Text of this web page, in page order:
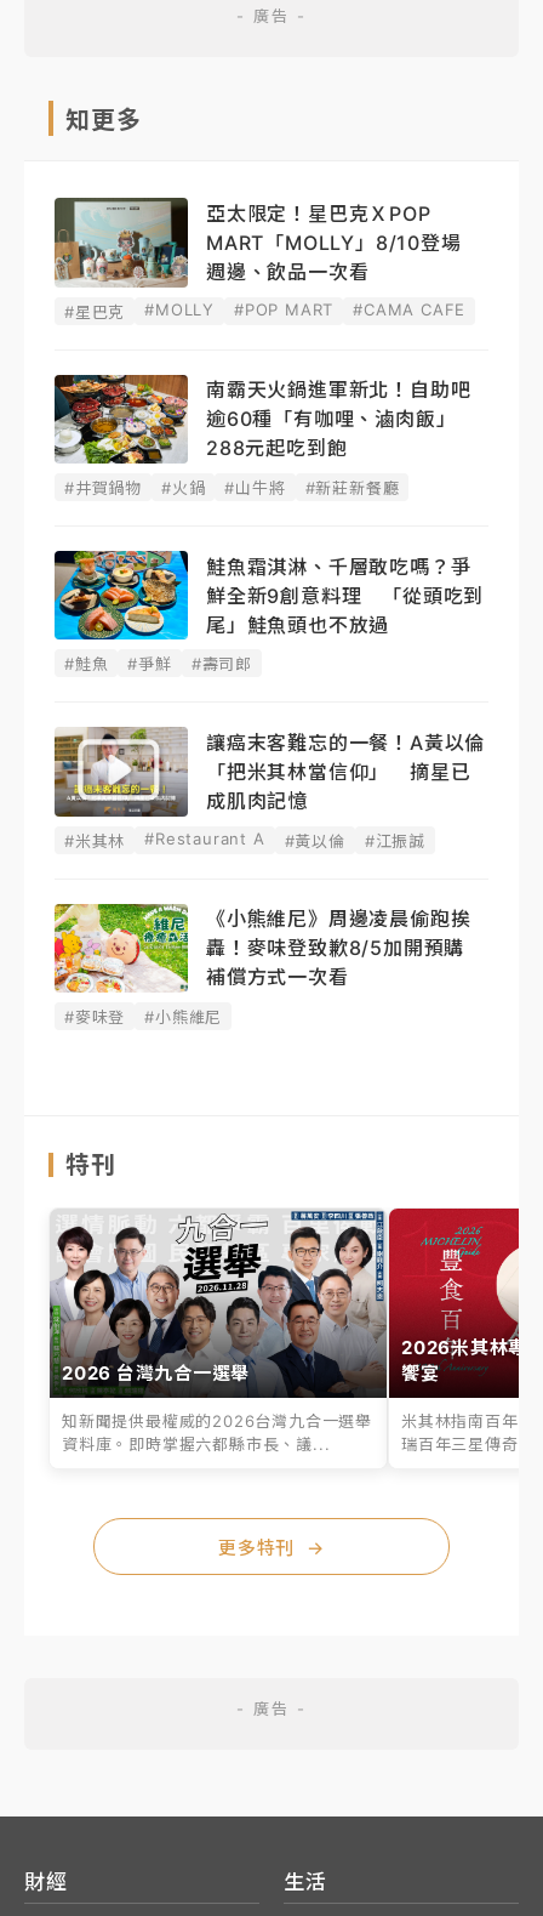
知更多
亞太限定！星巴克ＸPOP
MART「MOLLY」8/10登場
週邊、飲品一次看
#星巴克 #MOLLY #POP MART #CAMA CAFE
南霸天火鍋進軍新北！自助吧
逾60種「有咖哩、滷肉飯」
288元起吃到飽
#井賀鍋物 #火鍋 #山牛將 #新莊新餐廳
鮭魚霜淇淋、千層敢吃嗎？爭
鮮全新9創意料理 「從頭吃到
尾」鮭魚頭也不放過
#鮭魚 #爭鮮 #壽司郎
讓癌末客難忘的一餐！A黃以倫
「把米其林當信仰」 摘星已
成肌肉記憶
#米其林 #Restaurant A #黃以倫 #江振誠
《小熊維尼》周邊凌晨偷跑挨
轟！麥味登致歉8/5加開預購
補償方式一次看
#麥味登 #小熊維尼
特刊
2026 台灣九合一選舉
知新聞提供最權威的2026台灣九合一選舉
資料庫。即時掌握六都縣市長、議...
2026米其林專
饗宴
米其林指南百年之
瑞百年三星傳奇、
更多特刊 →
財經 生活